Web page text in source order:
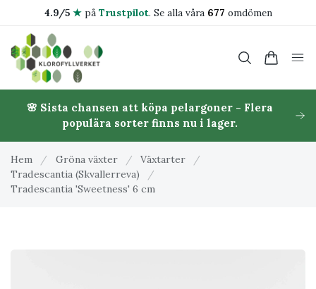
4.9/5 ★på Trustpilot. Se alla våra 677 omdömen
🌸 Sista chansen att köpa pelargoner - Flera
populära sorter finns nu i lager.
Hem / Gröna växter / Växtarter
/
Tradescantia (Skvallerreva)
/
Tradescantia 'Sweetness' 6 cm